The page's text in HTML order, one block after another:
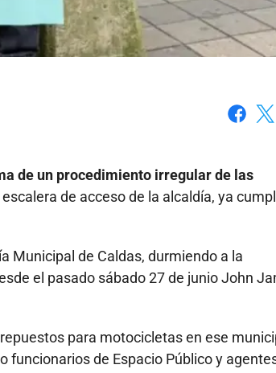
de un procedimiento irregular de las
de acceso de la alcaldía, ya
Municipal de Caldas, durmiendo a la
el pasado sábado 27 de junio John
para motocicletas en ese
funcionarios de Espacio Público y